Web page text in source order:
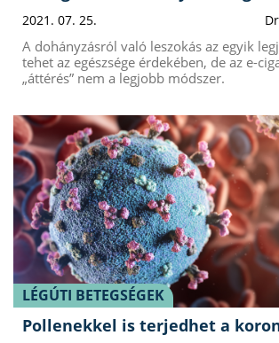
2021. 07. 25.
A dohányzásról való leszokás az egyik
tehet az egészsége érdekében, de az e-
„áttérés” nem a legjobb módszer.
LÉGÚTI BETEGSÉGEK
Pollenekkel is terjedhet a